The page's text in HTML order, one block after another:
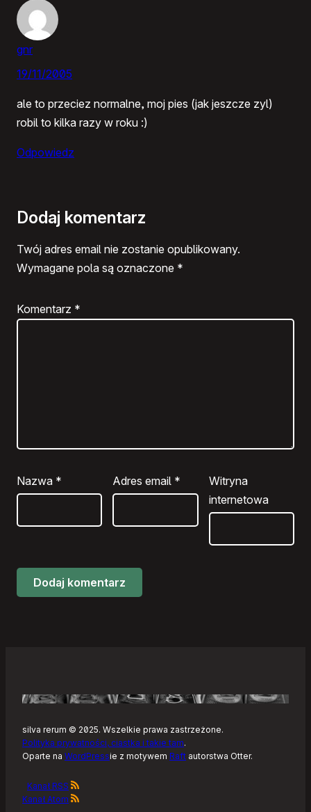
gnr
19/11/2005
ale to przeciez normalne, moj pies (jak jeszcze zyl)
robil to kilka razy w roku :)
Odpowiedz
Dodaj komentarz
Twój adres email nie zostanie opublikowany.
Wymagane pola są oznaczone *
Komentarz *
Nazwa * Adres email *
Witryna
internetowa
silva rerum © 2025. Wszelkie prawa zastrzeżone.
Polityka prywatności, ciastka i takie tam.
Oparte na WordPressie z motywem Raft autorstwa Otter.
Kanał RSS
Kanał Atom